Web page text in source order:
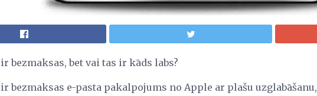
bezmaksas, bet vai tas ir kāds labs?
bezmaksas e-pasta pakalpojums no Apple ar plašu uzglabāšanu,